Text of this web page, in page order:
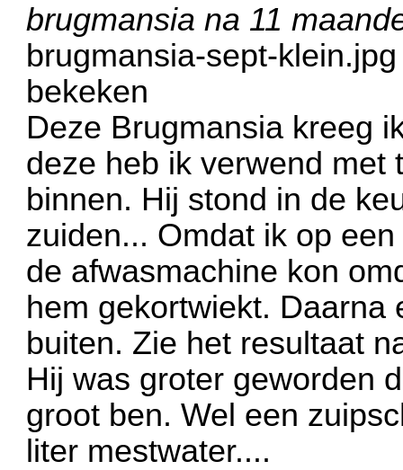
brugmansia na 11
brugmansia-sept-
bekeken
Deze Brugmansia kreeg
deze heb ik verwend met
binnen. Hij stond in de
zuiden... Omdat ik op
de afwasmachine kon
hem gekortwiekt. Daarna
buiten. Zie het resultaat
Hij was groter geworden
groot ben. Wel een
liter mestwater....